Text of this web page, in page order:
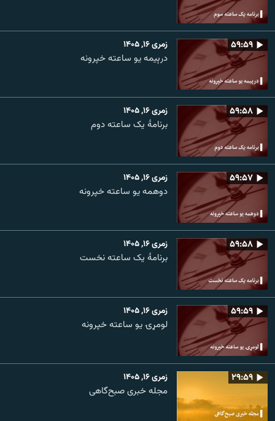
۵۹:۵۹ زمری ۱۶, ۱۴۰۵
درېیمه یو ساعته خپرونه
۵۹:۵۸ زمری ۱۶, ۱۴۰۵
برنامۀ یک ساعته دوم
۵۹:۵۷ زمری ۱۶, ۱۴۰۵
دوهمه یو ساعته خپرونه
۵۹:۵۸ زمری ۱۶, ۱۴۰۵
برنامۀ یک ساعته نخست
۵۹:۵۹ زمری ۱۶, ۱۴۰۵
لومړۍ یو ساعته خپرونه
۲۹:۵۹ زمری ۱۶, ۱۴۰۵
مجله خبری صبح‌گاهی